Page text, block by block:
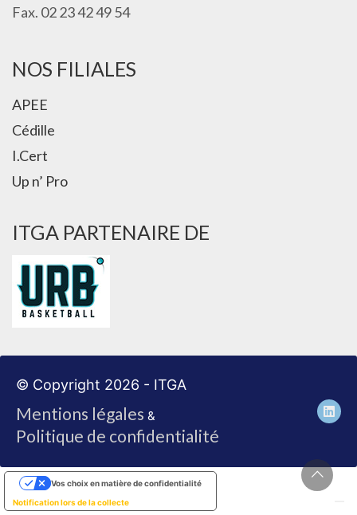
Fax. 02 23 42 49 54
NOS FILIALES
APEE
Cédille
I.Cert
Up n’ Pro
ITGA PARTENAIRE DE
© Copyright 2026 - ITGA
Mentions légales &
Politique de confidentialité
Notification lors de la collecte
Vos choix en matière de confidentialité